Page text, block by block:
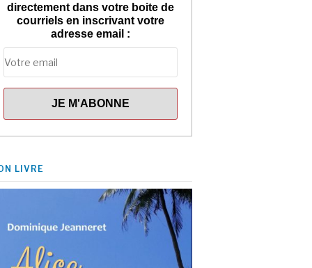
directement dans votre boite de
courriels en inscrivant votre
adresse email :
LIVRE